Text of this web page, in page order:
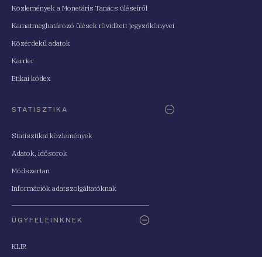
Közlemények a Monetáris Tanács üléseiről
Kamatmeghatározó ülések rövidített jegyzőkönyvei
Közérdekű adatok
Karrier
Etikai kódex
STATISZTIKA
Statisztikai közlemények
Adatok, idősorok
Módszertan
Információk adatszolgáltatóknak
ÜGYFELEINKNEK
KLIR